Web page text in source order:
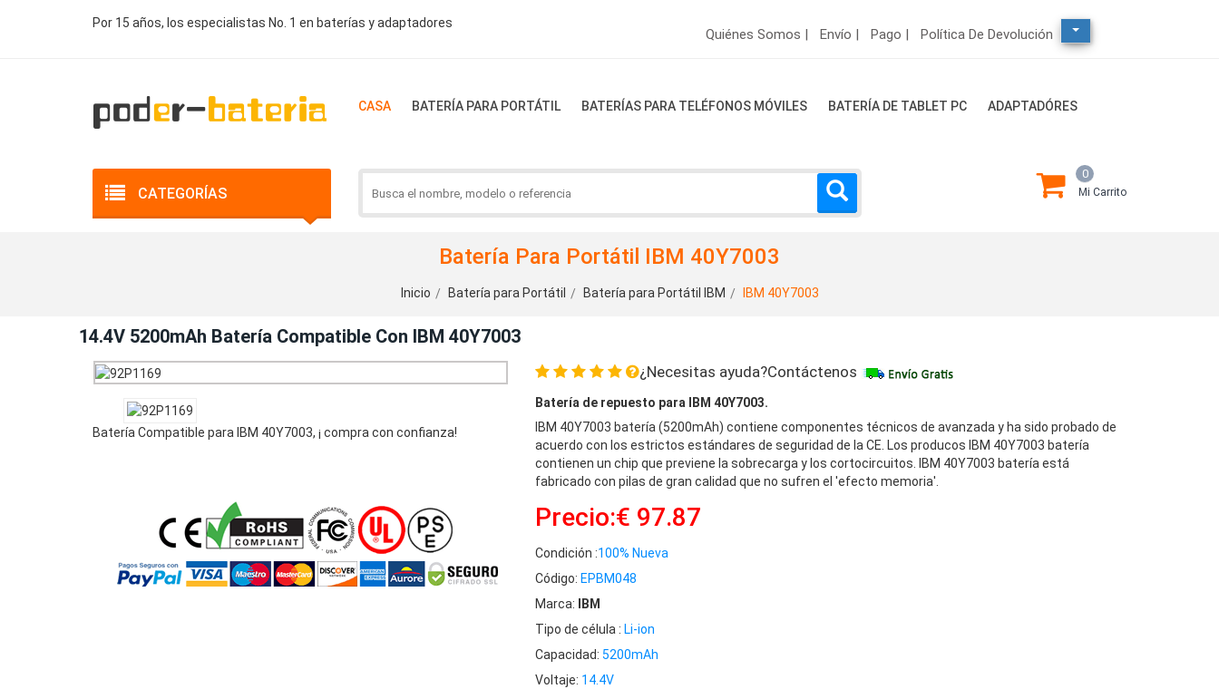
Por 15 años, los especialistas No. 1 en baterías y adaptadores
Quiénes Somos | Envío | Pago | Política De Devolución
CASA BATERÍA PARA PORTÁTIL BATERÍAS PARA TELÉFONOS MÓVILES BATERÍA DE TABLET PC ADAPTADÓRES
CATEGORÍAS
0
Mi Carrito
Batería Para Portátil IBM 40Y7003
Inicio Batería para Portátil Batería para Portátil IBM IBM 40Y7003
14.4V 5200mAh Batería Compatible Con IBM 40Y7003
Batería Compatible para IBM 40Y7003, ¡ compra con confianza!
¿Necesitas ayuda?Contáctenos
Batería de repuesto para IBM 40Y7003.
IBM 40Y7003 batería (5200mAh) contiene componentes técnicos de avanzada y ha sido probado de
acuerdo con los estrictos estándares de seguridad de la CE. Los producos IBM 40Y7003 batería
contienen un chip que previene la sobrecarga y los cortocircuitos. IBM 40Y7003 batería está
fabricado con pilas de gran calidad que no sufren el 'efecto memoria'.
Precio:€ 97.87
Condición :100% Nueva
Código: EPBM048
Marca:
IBM
Tipo de célula : Li-ion
Capacidad: 5200mAh
Voltaje: 14.4V